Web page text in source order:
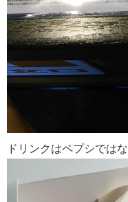
ドリンクはペプシでは